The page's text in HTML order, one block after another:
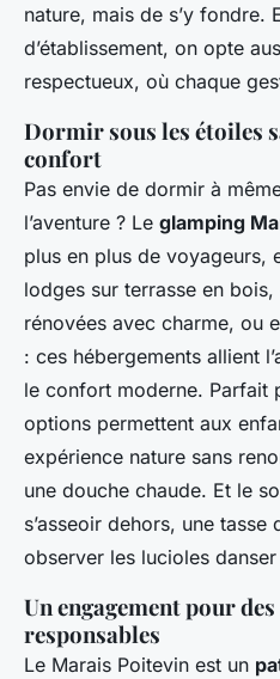
nature, mais de s’y fondre.
d’établissement, on opte
respectueux, où chaque
Dormir sous les étoiles
confort
Pas envie de dormir à
l’aventure ? Le glamping
plus en plus de voyageurs,
lodges sur terrasse en
rénovées avec charme, ou
: ces hébergements allient
le confort moderne. Parfait
options permettent aux
expérience nature sans
une douche chaude. Et le
s’asseoir dehors, une
observer les lucioles
Un engagement pour
responsables
Le Marais Poitevin est un